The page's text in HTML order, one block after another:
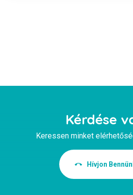
Kérdése
Keressen minket
Hívjon